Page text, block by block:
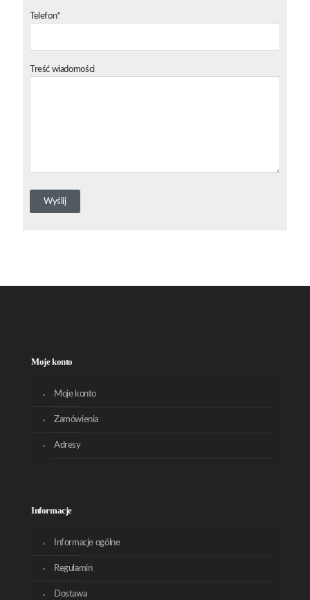
Telefon*
Treść wiadomości
Moje konto
Moje konto
Zamówienia
Adresy
Informacje
Informacje ogólne
Regulamin
Dostawa